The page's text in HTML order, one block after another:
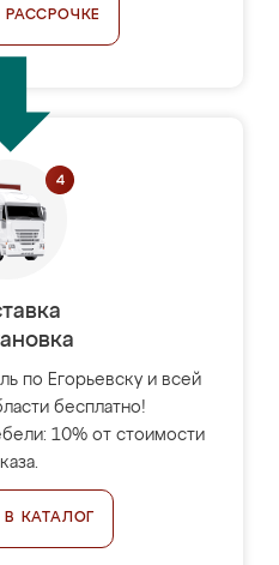
РАССРОЧКЕ
по Егорьевску и всей
бесплатно!
10% от стоимости
В КАТАЛОГ